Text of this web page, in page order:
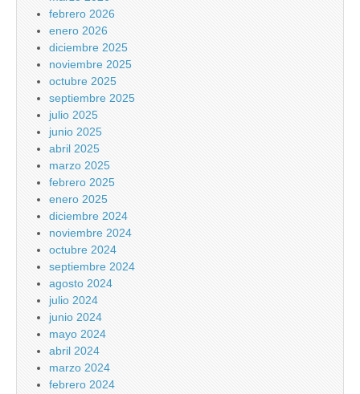
febrero 2026
enero 2026
diciembre 2025
noviembre 2025
octubre 2025
septiembre 2025
julio 2025
junio 2025
abril 2025
marzo 2025
febrero 2025
enero 2025
diciembre 2024
noviembre 2024
octubre 2024
septiembre 2024
agosto 2024
julio 2024
junio 2024
mayo 2024
abril 2024
marzo 2024
febrero 2024